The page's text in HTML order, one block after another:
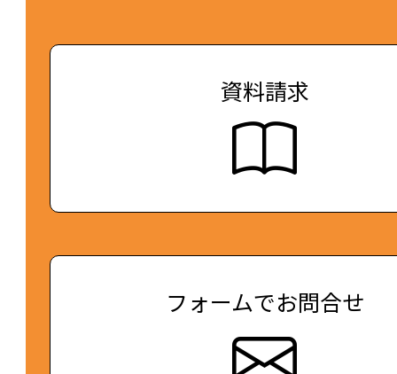
資料請求
フォームでお問合せ